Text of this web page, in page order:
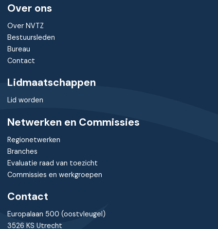
Over ons
Over NVTZ
Bestuursleden
Bureau
Contact
Lidmaatschappen
Lid worden
Netwerken en Commissies
Regionetwerken
Branches
Evaluatie raad van toezicht
Commissies en werkgroepen
Contact
Europalaan 500 (oostvleugel)
3526 KS Utrecht